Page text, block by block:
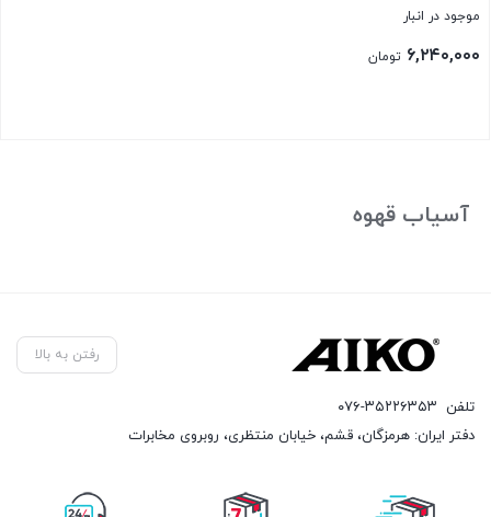
موجود در انبار
۶,۲۴۰,۰۰۰ تومان
آسیاب قهوه
رفتن به بالا
تلفن ۰۷۶-۳۵۲۲۶۳۵۳
دفتر ایران: هرمزگان، قشم، خیابان منتظری، روبروی مخابرات